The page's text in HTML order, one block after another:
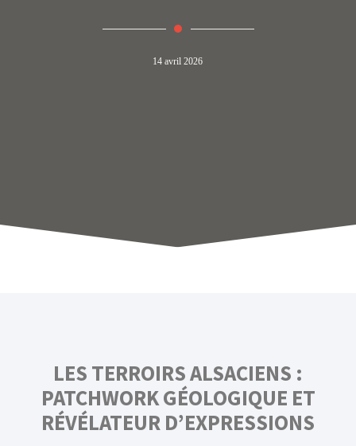
14 avril 2026
LES TERROIRS ALSACIENS :
PATCHWORK GÉOLOGIQUE ET
RÉVÉLATEUR D’EXPRESSIONS